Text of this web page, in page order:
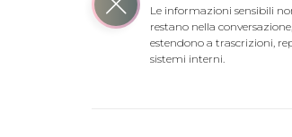
Le informazioni sensibili
restano nella
estendono a trascrizioni,
sistemi interni.